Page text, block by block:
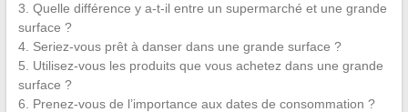
3. Quelle différence y a-t-il entre un supermarché et une grande
surface ?
4. Seriez-vous prêt à danser dans une grande surface ?
5. Utilisez-vous les produits que vous achetez dans une grande
surface ?
6. Prenez-vous de l’importance aux dates de consommation ?